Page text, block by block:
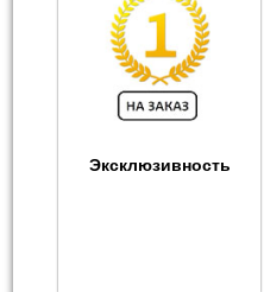
Эксклюзивность